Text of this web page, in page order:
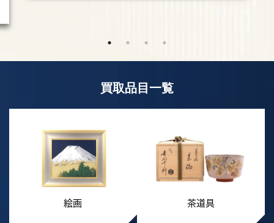
買取品目一覧
絵画 茶道具